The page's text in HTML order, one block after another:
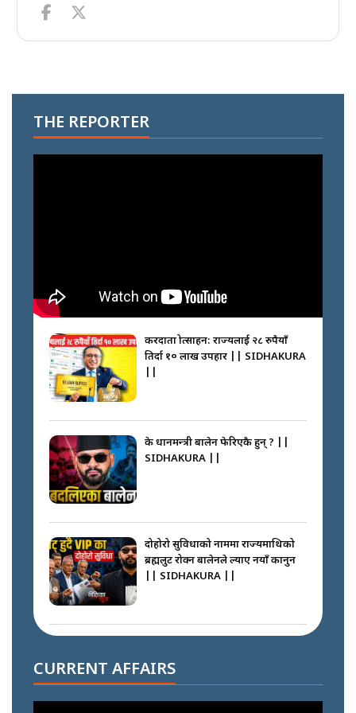
THE REPORTER
करदाता प्रोत्साहन: राज्यलाई २८ रुपैयाँ
तिर्दा १० लाख उपहार || SIDHAKURA
के प्रधानमन्त्री बालेन फेरिएकै हुन् ? ||
SIDHAKURA ||
दोहोरो सुविधाको नाममा राज्यमाथिको
ब्रह्मलुट रोक्न बालेनले ल्याए नयाँ कानुन
|| SIDHAKURA ||
आरोहीहरू | Record-breaking
climbers who set foot with
CURRENT AFFAIRS